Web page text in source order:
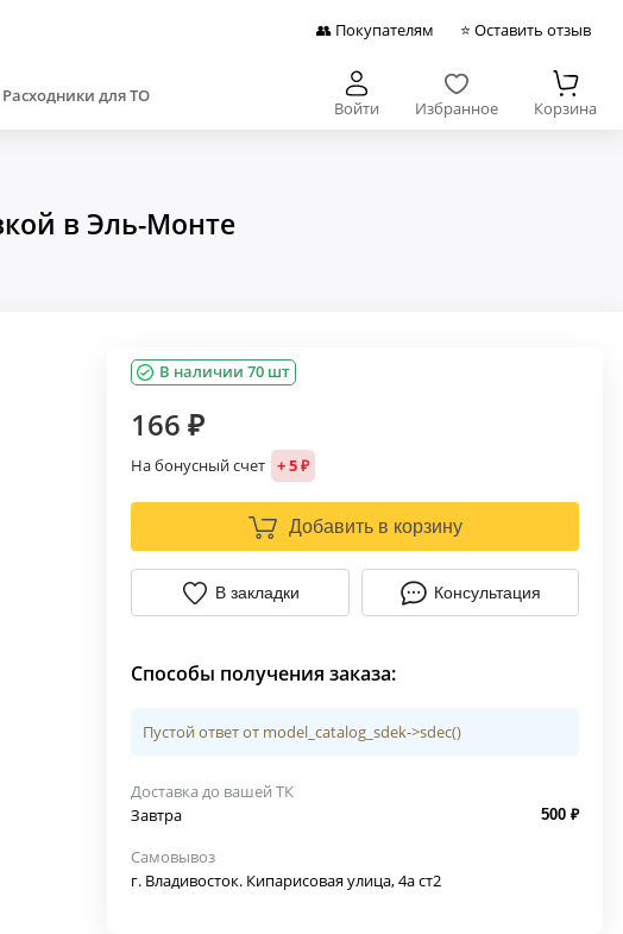
👥 Покупателям ⭐ Оставить отзыв
Расходники для ТО
Войти Избранное Корзина
в Эль-Монте
В наличии 70 шт
166 ₽
На бонусный счет + 5 ₽
Добавить в корзину
В закладки Консультация
Способы получения заказа:
Пустой ответ от model_catalog_sdek->sdec()
Доставка до вашей ТК
Завтра
500 ₽
Самовывоз
г. Владивосток. Кипарисовая улица, 4а ст2